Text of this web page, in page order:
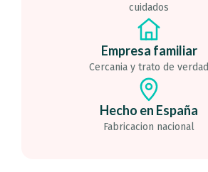
cuidados
Empresa familiar
Cercania y trato de verdad
Hecho en España
Fabricacion nacional